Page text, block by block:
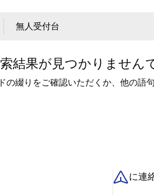
結果が見つかりません
の綴りをご確認いただくか、他の語
に連